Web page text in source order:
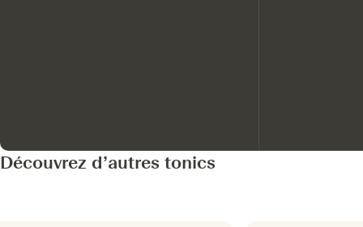
Découvrez d’autres tonics